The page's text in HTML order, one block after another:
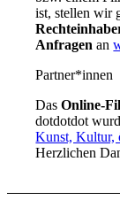
ist, stellen wir
Anfragen an
Partner*innen
DasOnline-
dotdotdot
Kunst, Kultur,
Herzlichen